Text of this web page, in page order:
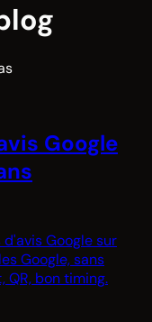
Google
Google sur
Google, sans
QR, bon timing.